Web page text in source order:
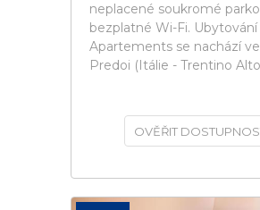
neplacené soukromé
bezplatné Wi-Fi. Ubytování
Apartements se nachází
Predoi (Itálie - Trentino
OVĚŘIT